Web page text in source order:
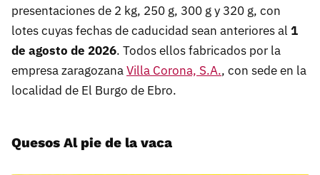
presentaciones de 2 kg, 250 g, 300 g y 320 g, con
lotes cuyas fechas de caducidad sean anteriores al 1
de agosto de 2026. Todos ellos fabricados por la
empresa zaragozanaVilla Corona, S.A., con sede en la
localidad de El Burgo de Ebro.
Quesos Al pie de la vaca